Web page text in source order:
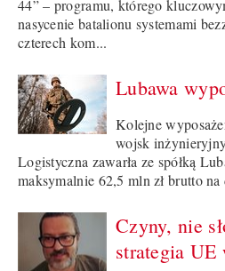
44” – programu, którego
nasycenie batalionu systemami
czterech kom...
Lubawa
Kolejne
wojsk
Logistyczna zawarła ze spółką
maksymalnie 62,5 mln zł brutto na
Czyny, nie
strategia UE